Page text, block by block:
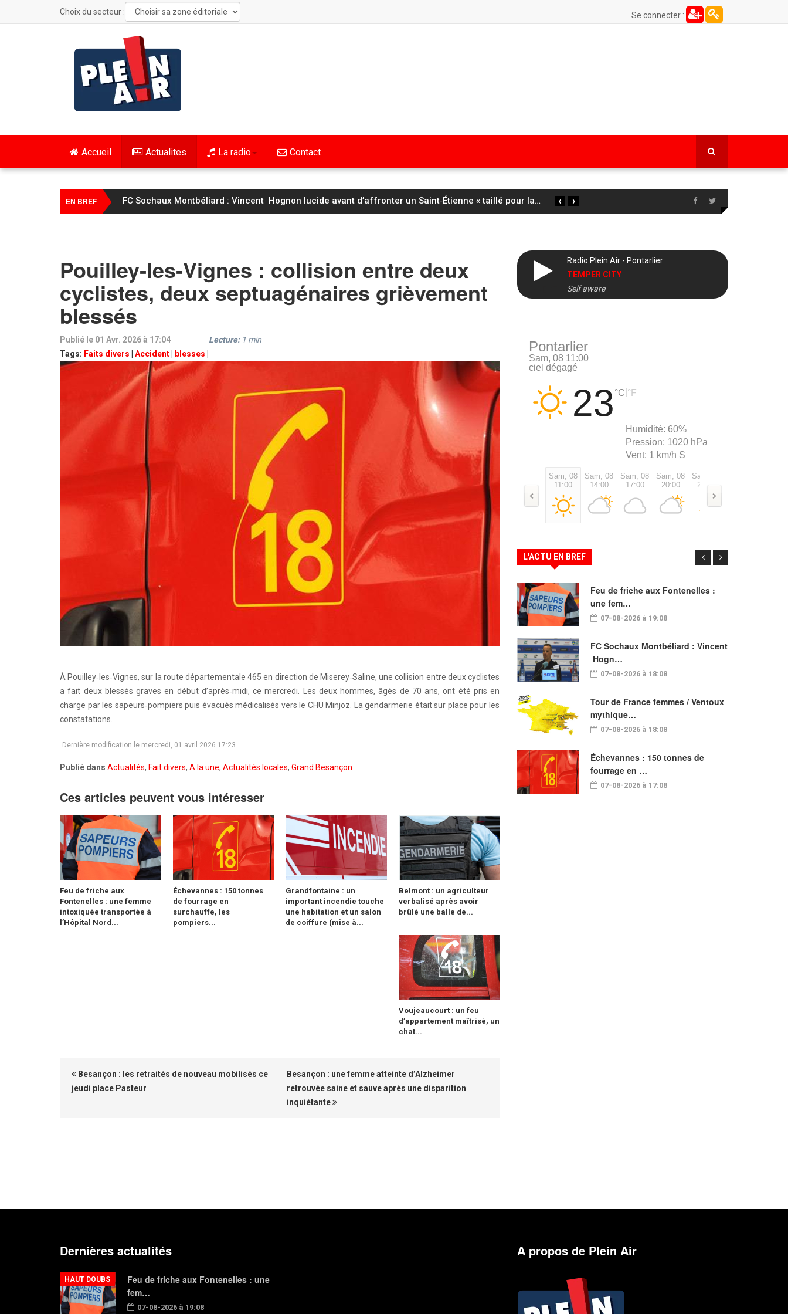
Choix du secteur : Se connecter :
Accueil Actualites La radio Contact
EN BREF FC Sochaux Montbéliard : Vincent Hognon lucide avant d’affronter un Saint‑Étienne « taillé pour la… ›
‹
Pouilley‑les‑Vignes : collision entre deux
cyclistes, deux septuagénaires grièvement
blessés
Publié le 01 Avr. 2026 à 17:04
Tags: Faits divers Accident blesses
Lecture: 1 min
À Pouilley‑les‑Vignes, sur la route départementale 465 en direction de Miserey‑Saline, une collision entre deux cyclistes
a fait deux blessés graves en début d’après‑midi, ce mercredi. Les deux hommes, âgés de 70 ans, ont été pris en
charge par les sapeurs‑pompiers puis évacués médicalisés vers le CHU Minjoz. La gendarmerie était sur place pour les
constatations.
Dernière modification le mercredi, 01 avril 2026 17:23
Publié dans Actualités, Fait divers, A la une, Actualités locales, Grand Besançon
Ces articles peuvent vous intéresser
Feu de friche aux
Fontenelles : une femme
intoxiquée transportée à
l’Hôpital Nord...
Échevannes : 150 tonnes
de fourrage en
surchauffe, les
pompiers...
Grandfontaine : un
important incendie touche
une habitation et un salon
de coiffure (mise à...
Belmont : un agriculteur
verbalisé après avoir
brûlé une balle de...
Voujeaucourt : un feu
d’appartement maîtrisé, un
chat...
Besançon : les retraités de nouveau mobilisés ce
jeudi place Pasteur
Besançon : une femme atteinte d’Alzheimer
retrouvée saine et sauve après une disparition
inquiétante
Radio Plein Air - Pontarlier
TEMPER CITY
Self aware
Pontarlier
Sam, 08 11:00
ciel dégagé
23 °C °F
Humidité: 60%
Pression: 1020 hPa
Vent: 1 km/h S
Sam, 08
11:00
Sam, 08
14:00
Sam, 08
17:00
Sam, 08
20:00
Sam, 08
23:00
L'ACTU EN BREF
Feu de friche aux Fontenelles :
une fem…
07-08-2026 à 19:08
FC Sochaux Montbéliard : Vincent
Hogn…
07-08-2026 à 18:08
Tour de France femmes / Ventoux
mythique…
07-08-2026 à 18:08
Échevannes : 150 tonnes de
fourrage en …
07-08-2026 à 17:08
Dernières actualités
Feu de friche aux Fontenelles : une
fem…
07-08-2026 à 19:08
HAUT DOUBS
A propos de Plein Air